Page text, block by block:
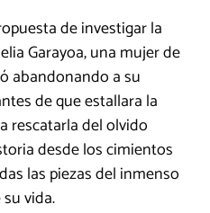
de investigar la
Garayoa, una mujer de
abandonando a su
de que estallara la
rescatarla del olvido
desde los cimientos
las piezas del inmenso
vida.